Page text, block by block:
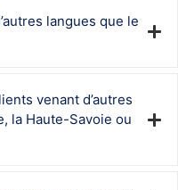
langues que le
venant d’autres
la Haute-Savoie ou